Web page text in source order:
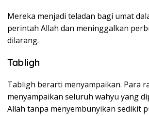
Mereka menjadi teladan bagi umat
perintah Allah dan meninggalkan
dilarang.
Tabligh
Tabligh berarti menyampaikan. Para
menyampaikan seluruh wahyu yang
Allah tanpa menyembunyikan sedikit